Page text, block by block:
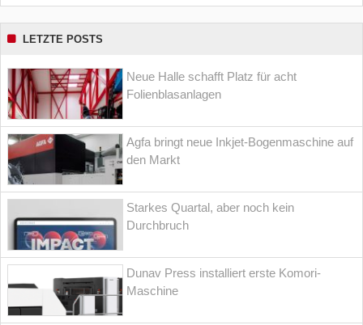
LETZTE POSTS
Neue Halle schafft Platz für acht
Folienblasanlagen
Agfa bringt neue Inkjet-Bogenmaschine auf
den Markt
Starkes Quartal, aber noch kein
Durchbruch
Dunav Press installiert erste Komori-
Maschine